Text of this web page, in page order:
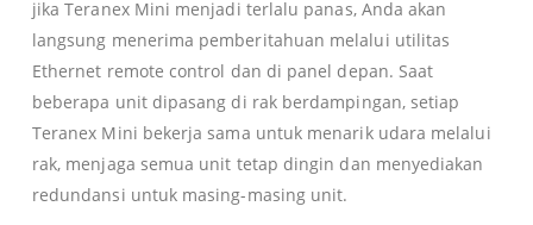
jika Teranex Mini menjadi terlalu panas, Anda akan
langsung menerima pemberitahuan melalui utilitas
Ethernet remote control dan di panel depan. Saat
beberapa unit dipasang di rak berdampingan, setiap
Teranex Mini bekerja sama untuk menarik udara melalui
rak, menjaga semua unit tetap dingin dan menyediakan
redundansi untuk masing-masing unit.